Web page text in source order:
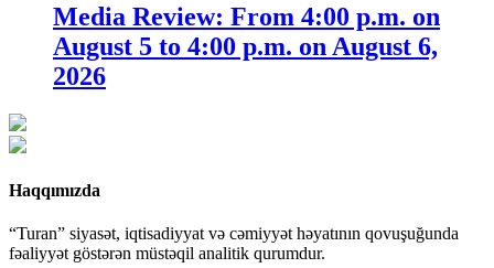
Media Review: From 4:00 p.m. on
August 5 to 4:00 p.m. on August 6,
2026
Haqqımızda
“Turan” siyasət, iqtisadiyyat və cəmiyyət həyatının qovuşuğunda
fəaliyyət göstərən müstəqil analitik qurumdur.